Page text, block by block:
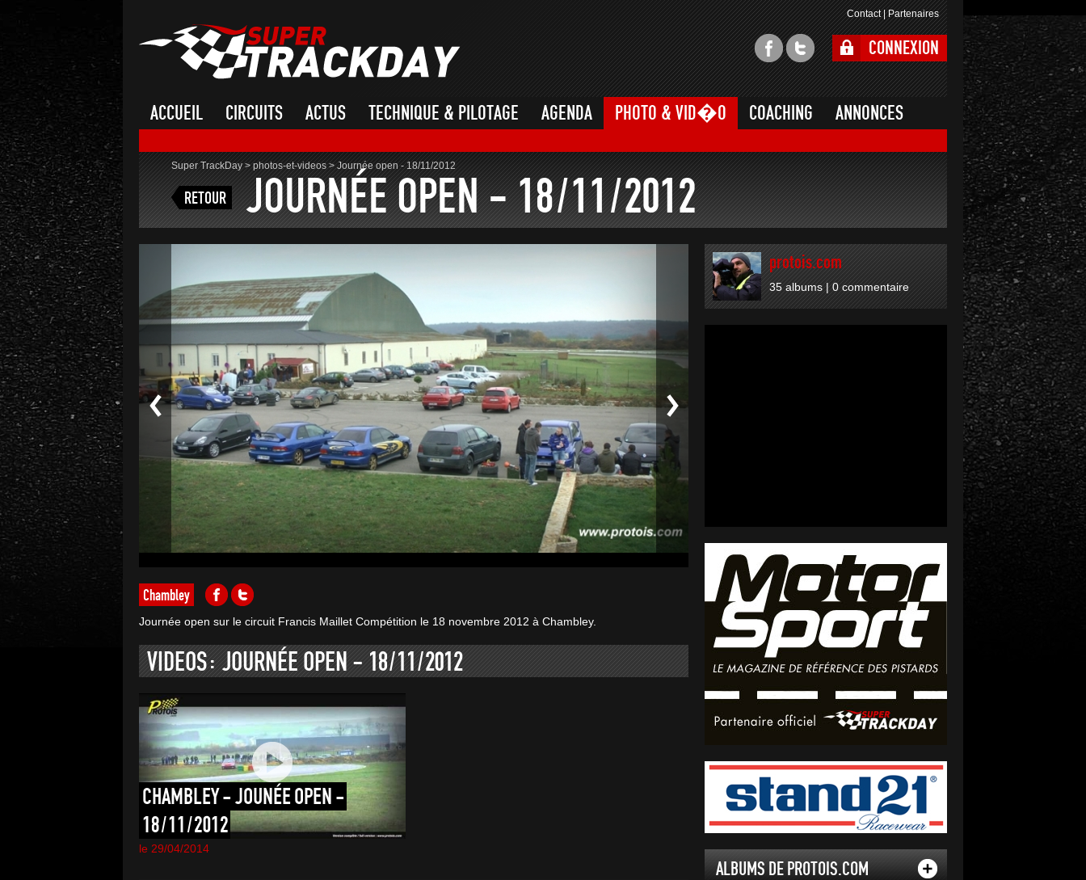
Contact|Partenaires
CONNEXION
ACCUEIL CIRCUITS ACTUS TECHNIQUE & PILOTAGE AGENDA PHOTO & VID�O COACHING ANNONCES
Super TrackDay>photos-et-videos>Journée open - 18/11/2012
RETOUR JOURNÉE OPEN - 18/11/2012
Chambley
Journée open sur le circuit Francis Maillet Compétition le 18 novembre 2012 à Chambley.
VIDEOS: JOURNÉE OPEN - 18/11/2012
CHAMBLEY- JOUNÉEOPEN -
18/11/2012
le 29/04/2014
protois.com
35 albums | 0 commentaire
ALBUMS DE PROTOIS.COM